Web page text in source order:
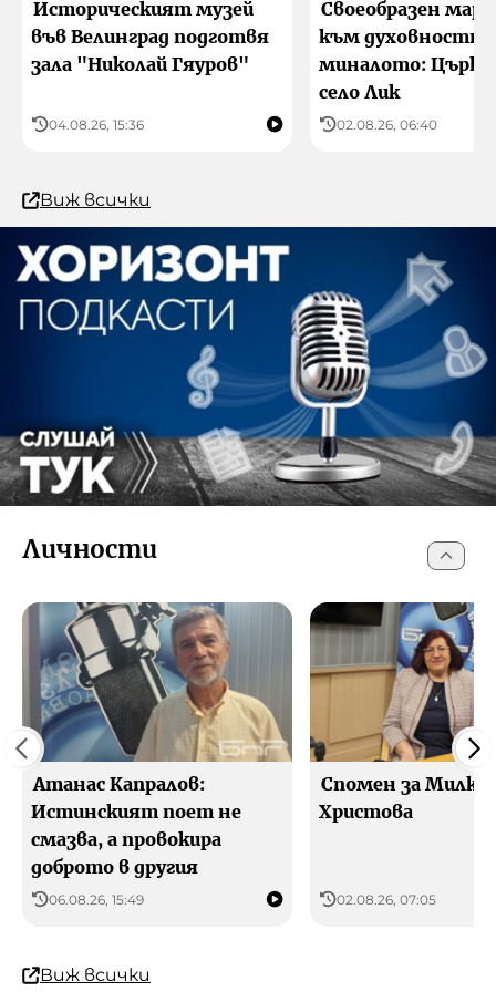
Историческият музей
във Велинград подготвя
зала "Николай Гяуров"
04.08.26, 15:36
Своеобразен
към
миналото:
село Лик
02.08.26, 06:40
Виж всички
Личности
Атанас Капралов:
Истинският поет не
смазва, а провокира
доброто в другия
06.08.26, 15:49
Спомен за Милка
Христова
02.08.26, 07:05
Виж всички